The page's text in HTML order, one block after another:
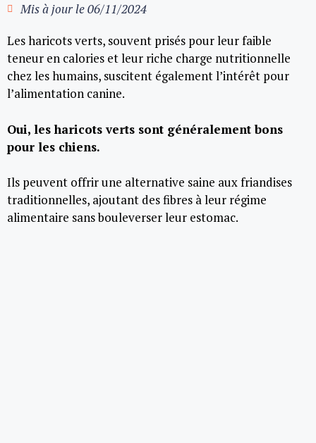
Mis à jour le06/11/2024
Les haricots verts, souvent prisés pour leur faible
teneur en calories et leur riche charge nutritionnelle
chez les humains, suscitent également l’intérêt pour
l’alimentation canine.
Oui, les haricots verts sont généralement bons
pour les chiens.
Ils peuvent offrir une alternative saine aux friandises
traditionnelles, ajoutant des fibres à leur régime
alimentaire sans bouleverser leur estomac.